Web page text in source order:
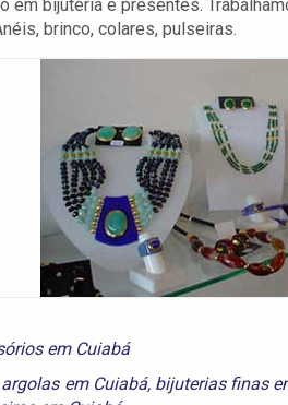
em bijuteria e presentes.
brinco, colares, pulseiras.
em Cuiabá
argolas em Cuiabá, bijuterias finas